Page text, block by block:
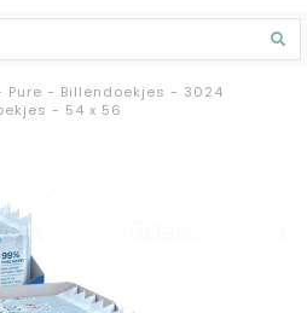
Pure - Billendoekjes - 3024
- 54 x 56